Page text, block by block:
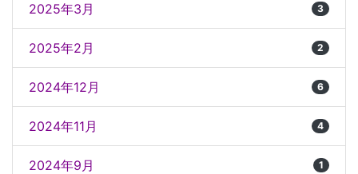
2025年3月 3
2025年2月 2
2024年12月 6
2024年11月 4
2024年9月 1